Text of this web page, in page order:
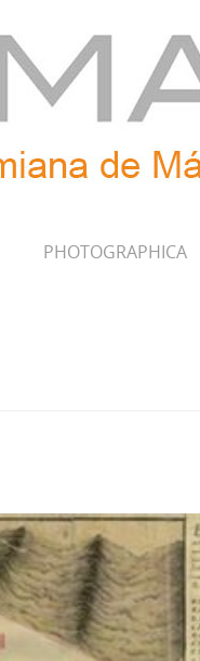
PHOTOGRAPHICA